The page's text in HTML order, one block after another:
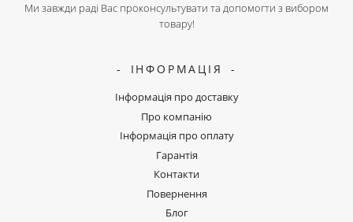
Ми завжди раді Вас проконсультувати та допомогти з вибором
товару!
ІНФОРМАЦІЯ
Інформація про доставку
Про компанію
Інформація про оплату
Гарантія
Контакти
Повернення
Блог